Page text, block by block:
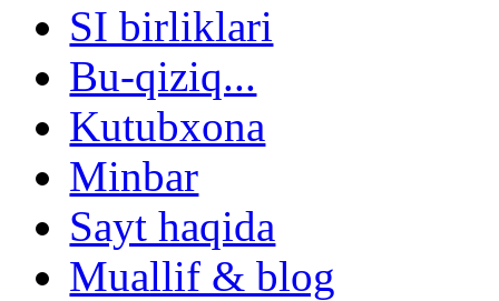
SI birliklari
Bu-qiziq...
Kutubxona
Minbar
Sayt haqida
Muallif & blog